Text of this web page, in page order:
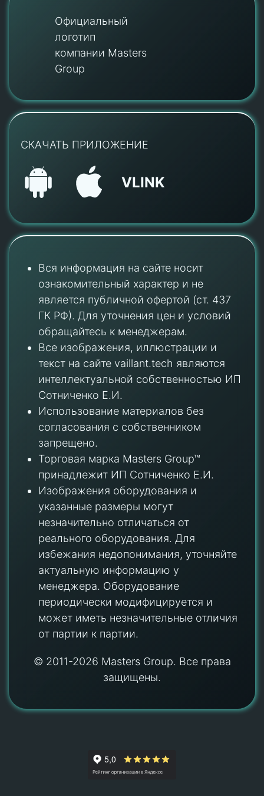
Официальный
логотип
компании Masters
Group
СКАЧАТЬ ПРИЛОЖЕНИЕ
VLINK
Вся информация на сайте носит
ознакомительный характер и не
является публичной офертой (ст. 437
ГК РФ). Для уточнения цен и условий
обращайтесь к менеджерам.
Все изображения, иллюстрации и
текст на сайте vaillant.tech являются
интеллектуальной собственностью ИП
Сотниченко Е.И.
Использование материалов без
согласования с собственником
запрещено.
Торговая марка Masters Group™
принадлежит ИП Сотниченко Е.И.
Изображения оборудования и
указанные размеры могут
незначительно отличаться от
реального оборудования. Для
избежания недопонимания, уточняйте
актуальную информацию у
менеджера. Оборудование
периодически модифицируется и
может иметь незначительные отличия
от партии к партии.
© 2011-2026 Masters Group. Все права
защищены.